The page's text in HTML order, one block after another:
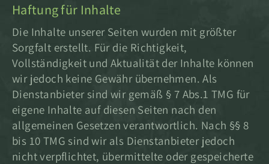
Haftung für Inhalte
Die Inhalte unserer Seiten wurden mit größter
Sorgfalt erstellt. Für die Richtigkeit,
Vollständigkeit und Aktualität der Inhalte können
wir jedoch keine Gewähr übernehmen. Als
Dienstanbieter sind wir gemäß § 7 Abs.1 TMG für
eigene Inhalte auf diesen Seiten nach den
allgemeinen Gesetzen verantwortlich. Nach §§ 8
bis 10 TMG sind wir als Dienstanbieter jedoch
nicht verpflichtet, übermittelte oder gespeicherte